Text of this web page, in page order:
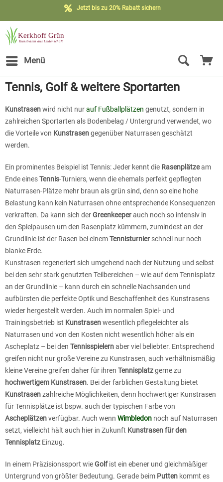
Jetzt bis zu 20% Rabatt sichern
Menü
Tennis, Golf & weitere Sportarten
Kunstrasenwird nicht nurauf Fußballplätzen genutzt, sondern in
zahlreichen Sportarten als Bodenbelag / Untergrund verwendet, wo
die Vorteile von Kunstrasengegenüber Naturrasen geschätzt
werden.
Ein prominentes Beispiel ist Tennis: Jeder kennt die Rasenplätzeam
Ende einesTennis-Turniers, wenn die ehemals perfekt gepflegten
Naturrasen-Plätze mehr braun als grün sind, denn so eine hohe
Belastung kann kein Naturrasen ohne entsprechende Konsequenzen
verkraften. Da kann sich derGreenkeeperauch noch so intensiv in
den Spielpausen um den Rasenplatz kümmern, zumindest an der
Grundlinie ist der Rasen bei einemTennisturnier schnell nur noch
blanke Erde.
Kunstrasen regeneriert sich umgehend nach der Nutzung und selbst
bei den sehr stark genutzten Teilbereichen – wie auf dem Tennisplatz
an der Grundlinie – kann durch ein schnelle Nachsanden und
aufbürsten die perfekte Optik und Beschaffenheit des Kunstrasens
wieder hergestellt werden. Auch im normalen Spiel- und
Trainingsbetrieb ist Kunstrasenwesentlich pflegeleichter als
Naturrasen und von den Kosten nicht wesentlich höher als ein
Ascheplatz – bei den Tennisspielernaber viel beliebter. Entsprechend
greifen nicht nur große Vereine zu Kunstrasen, auch verhältnismäßig
kleine Vereine greifen daher für ihren Tennisplatzgerne zu
hochwertigem Kunstrasen. Bei der farblichen Gestaltung bietet
Kunstrasenzahlreiche Möglichkeiten, denn hochwertiger Kunstrasen
für Tennisplätze ist bspw. auch der typischen Farbe von
Ascheplätzenverfügbar. Auch wenn Wimbledon noch auf Naturrasen
setzt, vielleicht hält auch hier in Zukunft Kunstrasen für den
Tennisplatz Einzug.
In einem Präzisionssport wieGolfist ein ebener und gleichmäßiger
Untergrund von größter Bedeutung. Gerade beim Putten kommt es